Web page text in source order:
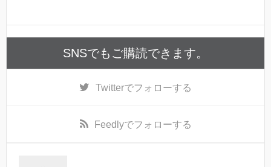
SNSでもご購読できます。
Twitterでフォローする
Feedlyでフォローする